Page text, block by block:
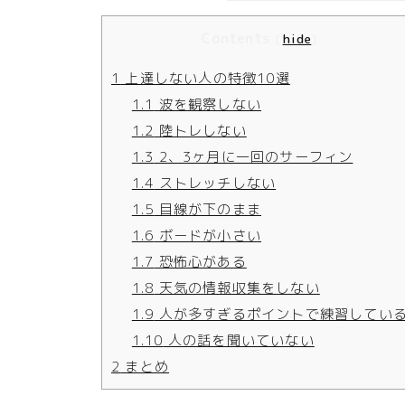
hide
1 上達しない人の特徴10選
1.1 波を観察しない
1.2 陸トレしない
1.3 2、3ヶ月に一回のサーフィン
1.4 ストレッチしない
1.5 目線が下のまま
1.6 ボードが小さい
1.7 恐怖心がある
1.8 天気の情報収集をしない
1.9 人が多すぎるポイントで練習してい
1.10 人の話を聞いていない
2 まとめ